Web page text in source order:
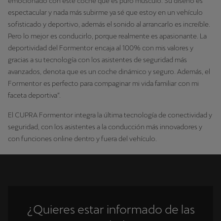
espectacular y nada más subirme ya sé que estoy en un vehículo
sofisticado y deportivo, además el sonido al arrancarlo es increíble.
Pero lo mejor es conducirlo, porque realmente es apasionante. La
deportividad del Formentor encaja al 100% con mis valores y
gracias a su tecnología con los asistentes de seguridad más
avanzados, denota que es un coche dinámico y seguro. Además, el
Formentor es perfecto para compaginar mi vida familiar con mi
faceta deportiva”.
El CUPRA Formentor integra la última tecnología de conectividad y
seguridad, con los asistentes a la conducción más innovadores y
con funciones online dentro y fuera del vehículo.
¿Quieres estar informado de las